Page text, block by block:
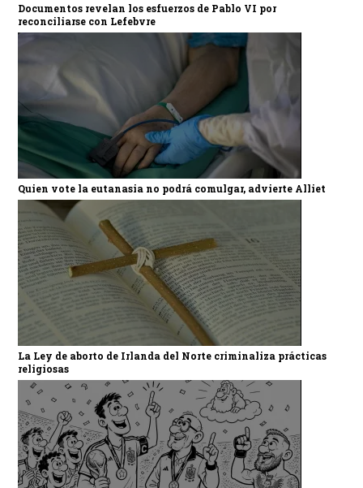
Documentos revelan los esfuerzos de Pablo VI por
reconciliarse con Lefebvre
Quien vote la eutanasia no podrá comulgar, advierte Alliet
La Ley de aborto de Irlanda del Norte criminaliza prácticas
religiosas